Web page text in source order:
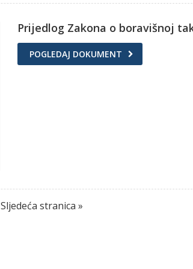
Prijedlog Zakona o boravišnoj
POGLEDAJ DOKUMENT
Sljedeća stranica »